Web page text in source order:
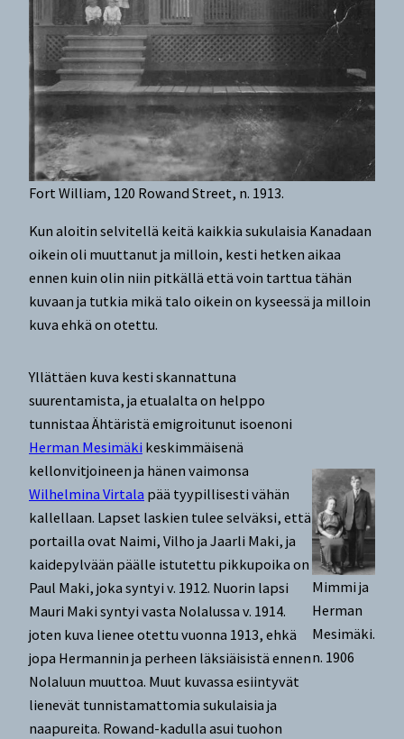
Fort William, 120 Rowand Street, n. 1913.
Kun aloitin selvitellä keitä kaikkia sukulaisia Kanadaan
oikein oli muuttanut ja milloin, kesti hetken aikaa
ennen kuin olin niin pitkällä että voin tarttua tähän
kuvaan ja tutkia mikä talo oikein on kyseessä ja milloin
kuva ehkä on otettu.
Yllättäen kuva kesti skannattuna
suurentamista, ja etualalta on helppo
tunnistaa Ähtäristä emigroitunut isoenoni
Herman Mesimäki keskimmäisenä
kellonvitjoineen ja hänen vaimonsa
Wilhelmina Virtala pää tyypillisesti vähän
kallellaan. Lapset laskien tulee selväksi, että
portailla ovat Naimi, Vilho ja Jaarli Maki, ja
kaidepylvään päälle istutettu pikkupoika on
Paul Maki, joka syntyi v. 1912. Nuorin lapsi
Mauri Maki syntyi vasta Nolalussa v. 1914.
joten kuva lienee otettu vuonna 1913, ehkä
jopa Hermannin ja perheen läksiäisistä ennen
Nolaluun muuttoa. Muut kuvassa esiintyvät
lienevät tunnistamattomia sukulaisia ja
naapureita. Rowand-kadulla asui tuohon
Mimmi ja
Herman
Mesimäki.
n. 1906